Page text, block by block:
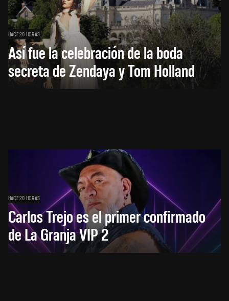
HACE 20 HORAS
Así fue la celebración de la boda
secreta de Zendaya y Tom Holland
HACE 20 HORAS
Carlos Trejo es el primer confirmado
de La Granja VIP 2